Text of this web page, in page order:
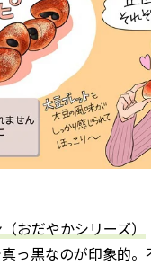
おだやかシリーズ）
っ黒なのが印象的